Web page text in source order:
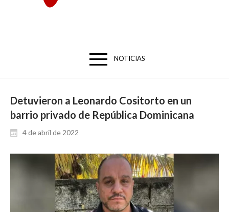
NOTICIAS
Detuvieron a Leonardo Cositorto en un
barrio privado de República Dominicana
4 de abril de 2022